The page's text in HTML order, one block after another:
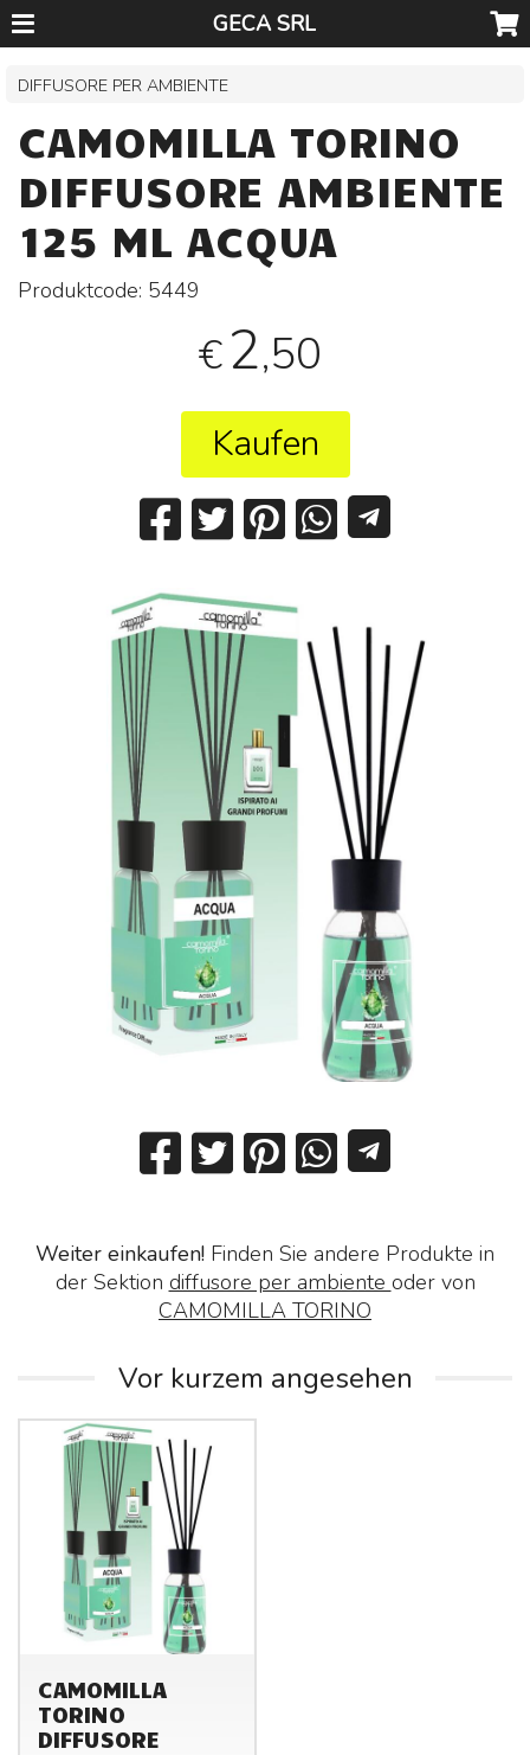
GECA SRL
DIFFUSORE PER AMBIENTE
CAMOMILLA TORINO
DIFFUSORE AMBIENTE
125 ML ACQUA
Produktcode: 5449
€2,50
Kaufen
Weiter einkaufen! Finden Sie andere Produkte in
der Sektion diffusore per ambiente oder von
CAMOMILLA TORINO
Vor kurzem angesehen
CAMOMILLA
TORINO
DIFFUSORE